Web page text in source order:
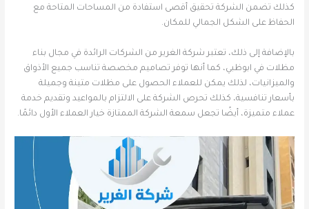
كذلك تضمن الشركة تحقيق أقصى استفادة من المساحات المتاحة مع
الحفاظ على الشكل الجمالي للمكان.
بالإضافة إلى ذلك، تعتبر شركة الغرير من الشركات الرائدة في مجال بناء
مظلات في ابوظبي، كما أنها توفر تصاميم مخصصة تناسب جميع الأذواق
والميزانيات، لذلك يمكن للعملاء الحصول على مظلات متينة وجميلة
بأسعار تنافسية، كذلك تحرص الشركة على الالتزام بالمواعيد وتقديم خدمة
عملاء متميزة، أيضًا تجعل سمعة الشركة الممتازة خيار العملاء الأول دائمًا.